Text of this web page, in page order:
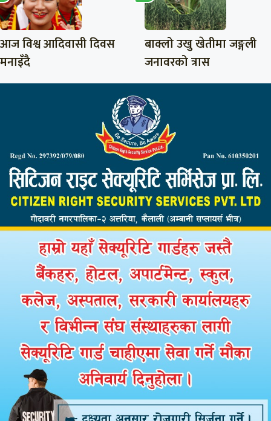
आज विश्व आदिवासी दिवस
मनाइँदै
बाक्लो उखु खेतीमा जङ्गली
जनावरको त्रास